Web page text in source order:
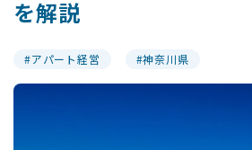
を解説
アパート経営 神奈川県